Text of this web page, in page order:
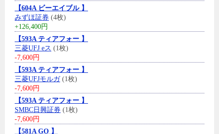
【604A ビーエイブル 】
みずほ証券 (4枚)
+126,400円
【593A ティアフォー 】
三菱UFJ eス (1枚)
-7,600円
【593A ティアフォー 】
三菱UFJモルガ(1枚)
-7,600円
【593A ティアフォー 】
SMBC日興証券 (1枚)
-7,600円
【581A GO 】